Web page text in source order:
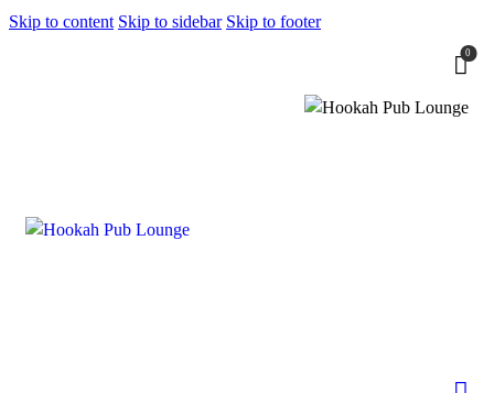
Skip to content Skip to sidebar Skip to footer
0